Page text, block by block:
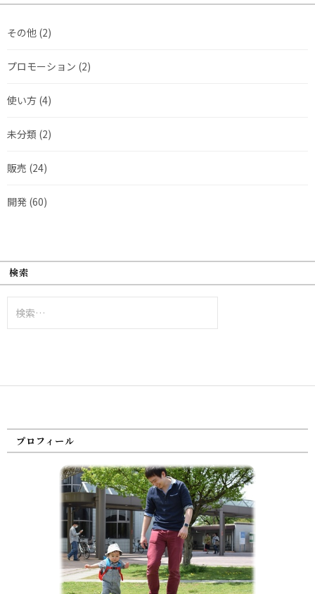
その他 (2)
プロモーション (2)
使い方 (4)
未分類 (2)
販売 (24)
開発 (60)
検索
索:
プロフィール